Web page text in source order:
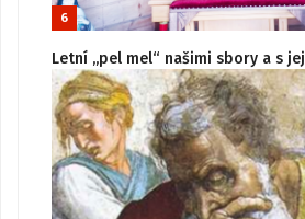
6
Letní „pel mel“ našimi sbory a s